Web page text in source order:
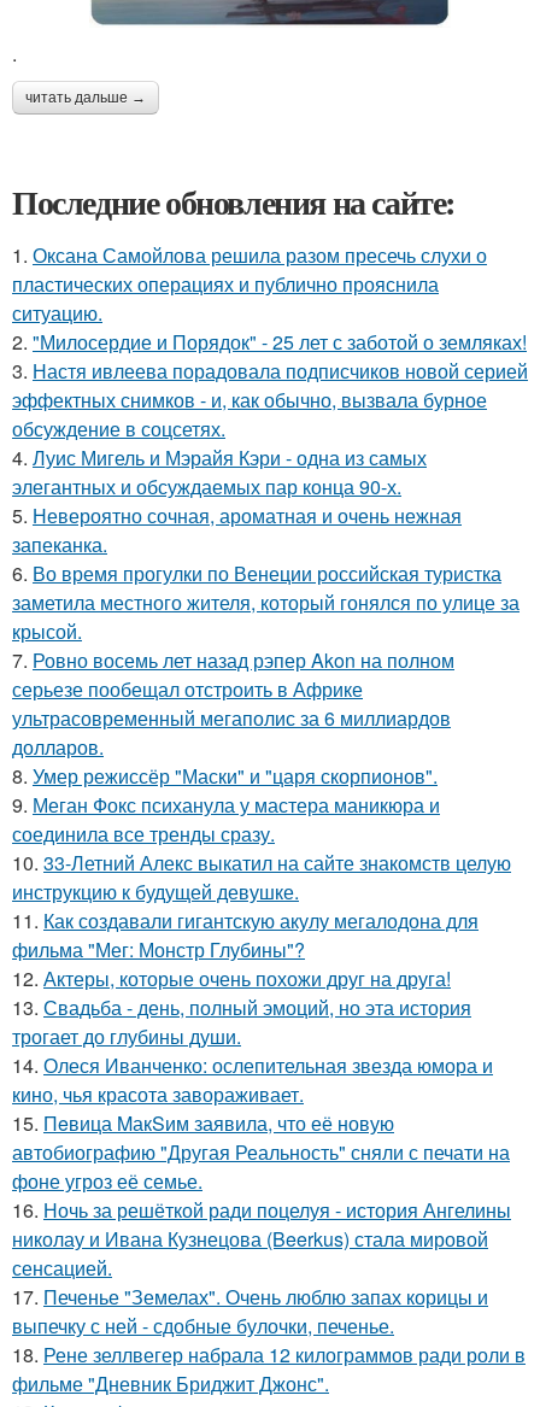
.
читать дальше →
Последние обновления на сайте:
1. Оксана Самойлова решила разом пресечь слухи о
пластических операциях и публично прояснила
ситуацию.
2. "Милосердие и Порядок" - 25 лет с заботой о земляках!
3. Настя ивлеева порадовала подписчиков новой серией
эффектных снимков - и, как обычно, вызвала бурное
обсуждение в соцсетях.
4. Луис Мигель и Мэрайя Кэри - одна из самых
элегантных и обсуждаемых пар конца 90-х.
5. Невероятно сочная, ароматная и очень нежная
запеканка.
6. Во время прогулки по Венеции российская туристка
заметила местного жителя, который гонялся по улице за
крысой.
7. Ровно восемь лет назад рэпер Akon на полном
серьезе пообещал отстроить в Африке
ультрасовременный мегаполис за 6 миллиардов
долларов.
8. Умер режиссёр "Маски" и "царя скорпионов".
9. Меган Фокс психанула у мастера маникюра и
соединила все тренды сразу.
10. 33-Летний Алекс выкатил на сайте знакомств целую
инструкцию к будущей девушке.
11. Как создавали гигантскую акулу мегалодона для
фильма "Мег: Монстр Глубины"?
12. Актеры, которые очень похожи друг на друга!
13. Свадьба - день, полный эмоций, но эта история
трогает до глубины души.
14. Олеся Иванченко: ослепительная звезда юмора и
кино, чья красота завораживает.
15. Пeвица MакSим заявила, что её новую
автобиографию "Другая Реальность" сняли с печати на
фоне угроз её семье.
16. Ночь за решёткой ради поцелуя - история Ангелины
николау и Ивана Кузнецова (Beerkus) стала мировой
сенсацией.
17. Печенье "Земелах". Очень люблю запах корицы и
выпечку с ней - сдобные булочки, печенье.
18. Рене зеллвегер набрала 12 килограммов ради роли в
фильме "Дневник Бриджит Джонс".